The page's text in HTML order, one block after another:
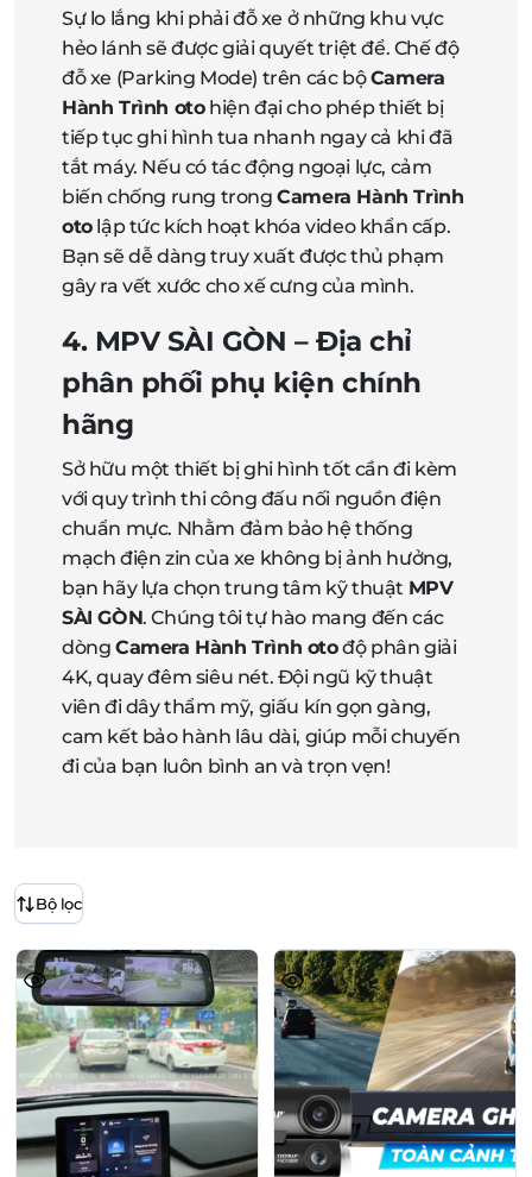
Sự lo lắng khi phải đỗ xe ở những khu vực
hẻo lánh sẽ được giải quyết triệt để. Chế độ
đỗ xe (Parking Mode) trên các bộCamera
Hành Trình otohiện đại cho phép thiết bị
tiếp tục ghi hình tua nhanh ngay cả khi đã
tắt máy. Nếu có tác động ngoại lực, cảm
biến chống rung trongCamera Hành Trình
otolập tức kích hoạt khóa video khẩn cấp.
Bạn sẽ dễ dàng truy xuất được thủ phạm
gây ra vết xước cho xế cưng của mình.
4. MPV SÀI GÒN – Địa chỉ
phân phối phụ kiện chính
hãng
Sở hữu một thiết bị ghi hình tốt cần đi kèm
với quy trình thi công đấu nối nguồn điện
chuẩn mực. Nhằm đảm bảo hệ thống
mạch điện zin của xe không bị ảnh hưởng,
bạn hãy lựa chọn trung tâm kỹ thuật MPV
SÀI GÒN. Chúng tôi tự hào mang đến các
dòng Camera Hành Trình otođộ phân giải
4K, quay đêm siêu nét. Đội ngũ kỹ thuật
viên đi dây thẩm mỹ, giấu kín gọn gàng,
cam kết bảo hành lâu dài, giúp mỗi chuyến
đi của bạn luôn bình an và trọn vẹn!
Bộ lọc